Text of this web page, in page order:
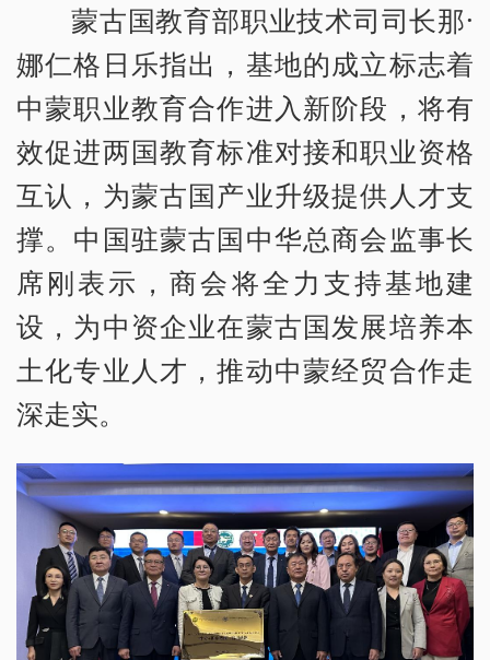
蒙古国教育部职业技术司司长那·
娜仁格日乐指出，基地的成立标志着
中蒙职业教育合作进入新阶段，将有
效促进两国教育标准对接和职业资格
互认，为蒙古国产业升级提供人才支
撑。中国驻蒙古国中华总商会监事长
席刚表示，商会将全力支持基地建
设，为中资企业在蒙古国发展培养本
土化专业人才，推动中蒙经贸合作走
深走实。